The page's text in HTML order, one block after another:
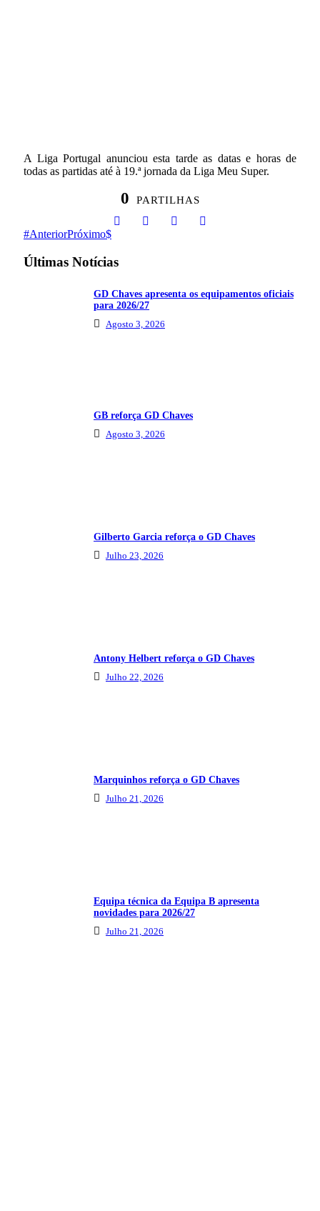
A Liga Portugal anunciou esta tarde as datas e horas de
todas as partidas até à 19.ª jornada da Liga Meu Super.
0 PARTILHAS
AnteriorPróximo
Últimas Notícias
GD Chaves apresenta os equipamentos oficiais
para 2026/27
Agosto 3, 2026
GB reforça GD Chaves
Agosto 3, 2026
Gilberto Garcia reforça o GD Chaves
Julho 23, 2026
Antony Helbert reforça o GD Chaves
Julho 22, 2026
Marquinhos reforça o GD Chaves
Julho 21, 2026
Equipa técnica da Equipa B apresenta
novidades para 2026/27
Julho 21, 2026